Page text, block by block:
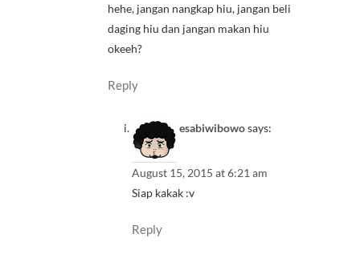
hehe, jangan nangkap hiu, jangan beli
daging hiu dan jangan makan hiu
okeeh?
Reply
esabiwibowosays:
August 15, 2015 at 6:21 am
Siap kakak :v
Reply